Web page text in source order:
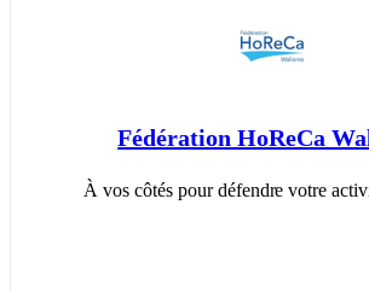
Fédération HoReCa
À vos côtés pour défendre votre